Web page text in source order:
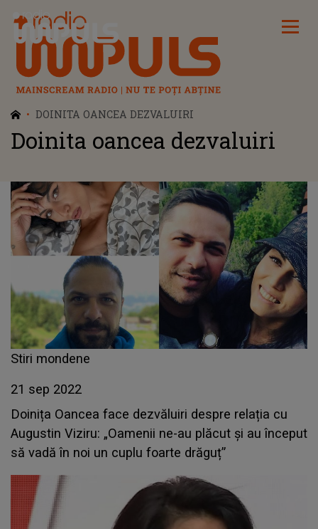
Radio Impuls
DOINITA OANCEA DEZVALUIRI
Doinita oancea dezvaluiri
Stiri mondene
21 sep 2022
Doinița Oancea face dezvăluiri despre relația cu
Augustin Viziru: „Oamenii ne-au plăcut și au început
să vadă în noi un cuplu foarte drăguț”